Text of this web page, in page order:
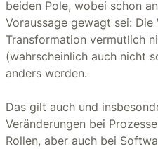
beiden Pole, wobei schon
Voraussage gewagt sei:
Transformation vermutlich
(wahrscheinlich auch nicht
anders werden.
Das gilt auch und
Veränderungen bei
Rollen, aber auch bei